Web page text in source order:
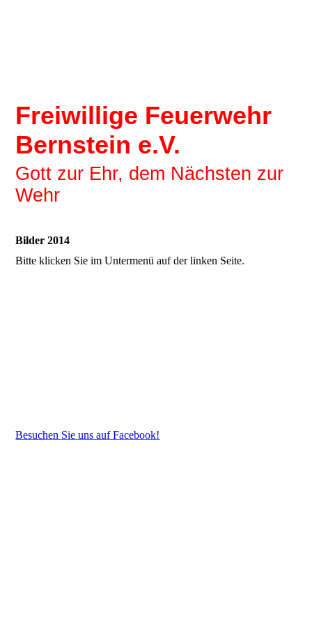
Freiwillige Feuerwehr
Bernstein e.V.
Gott zur Ehr, dem Nächsten zur
Wehr
Bilder 2014
Bitte klicken Sie im Untermenü auf der linken Seite.
Besuchen Sie uns auf Facebook!